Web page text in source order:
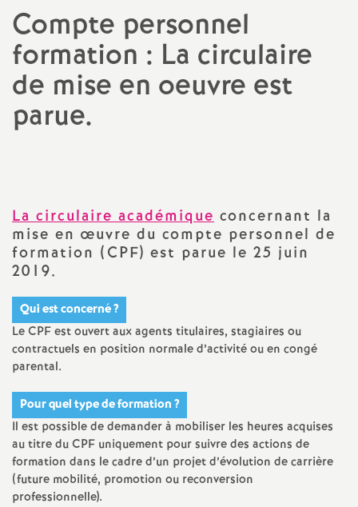
t
N
i
o
a
d
e
Compte personnel
formation : La circulaire
de mise en oeuvre est
parue.
La circulaire académique concernant la
mise en œuvre du compte personnel de
formation (CPF) est parue le 25 juin
2019.
Qui est concerné?
LeCPFest ouvert aux agents titulaires, stagiaires ou
contractuels en position normale d’activité ou en congé
parental.
Pour quel type de formation?
Il est possible de demander à mobiliser les heures acquises
au titre duCPF uniquement pour suivre des actions de
formation dans le cadre d’un projet d’évolution de carrière
(future mobilité, promotion ou reconversion
professionnelle).